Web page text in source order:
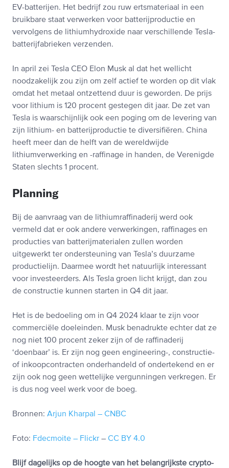
EV-batterijen. Het bedrijf zou ruw ertsmateriaal in een
bruikbare staat verwerken voor batterijproductie en
vervolgens de lithiumhydroxide naar verschillende Tesla-
batterijfabrieken verzenden.
In april zei Tesla CEO Elon Musk al dat het wellicht
noodzakelijk zou zijn om zelf actief te worden op dit vlak
omdat het metaal ontzettend duur is geworden. De prijs
voor lithium is 120 procent gestegen dit jaar. De zet van
Tesla is waarschijnlijk ook een poging om de levering van
zijn lithium- en batterijproductie te diversifiëren. China
heeft meer dan de helft van de wereldwijde
lithiumverwerking en -raffinage in handen, de Verenigde
Staten slechts 1 procent.
Planning
Bij de aanvraag van de lithiumraffinaderij werd ook
vermeld dat er ook andere verwerkingen, raffinages en
producties van batterijmaterialen zullen worden
uitgewerkt ter ondersteuning van Tesla’s duurzame
productielijn. Daarmee wordt het natuurlijk interessant
voor investeerders. Als Tesla groen licht krijgt, dan zou
de constructie kunnen starten in Q4 dit jaar.
Het is de bedoeling om in Q4 2024 klaar te zijn voor
commerciële doeleinden. Musk benadrukte echter dat ze
nog niet 100 procent zeker zijn of de raffinaderij
‘doenbaar’ is. Er zijn nog geen engineering-, constructie-
of inkoopcontracten onderhandeld of ondertekend en er
zijn ook nog geen wettelijke vergunningen verkregen. Er
is dus nog veel werk voor de boeg.
Bronnen: Arjun Kharpal – CNBC
Foto: Fdecmoite – Flickr – CC BY 4.0
Blijf dagelijks op de hoogte van het belangrijkste crypto-